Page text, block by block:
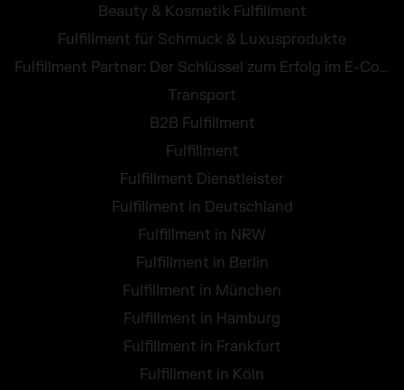
Beauty & Kosmetik Fulfillment
Fulfillment für Schmuck & Luxusprodukte
Fulfillment Partner: Der Schlüssel zum Erfolg im E-Commerce
Transport
B2B Fulfillment
Fulfillment
Fulfillment Dienstleister
Fulfillment in Deutschland
Fulfillment in NRW
Fulfillment in Berlin
Fulfillment in München
Fulfillment in Hamburg
Fulfillment in Frankfurt
Fulfillment in Köln